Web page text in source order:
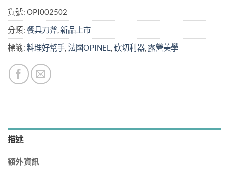
貨號: OPI002502
分類: 餐具刀斧,新品上市
標籤: 料理好幫手,法國OPINEL,砍切利器, 露營美學
描述
額外資訊